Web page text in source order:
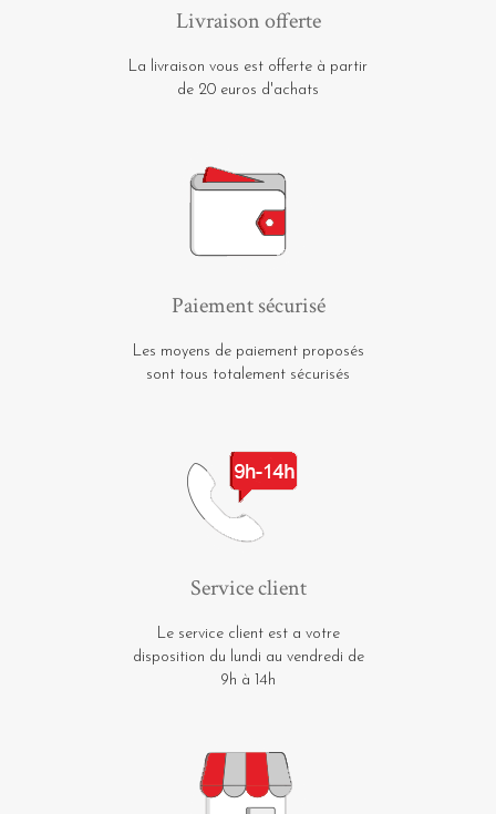
Livraison offerte
La livraison vous est offerte à partir
de 20 euros d'achats
Paiement sécurisé
Les moyens de paiement proposés
sont tous totalement sécurisés
Service client
Le service client est a votre
disposition du lundi au vendredi de
9h à 14h